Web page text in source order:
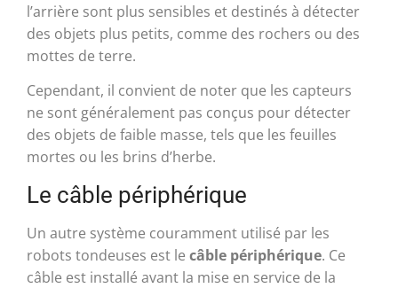
l’arrière sont plus sensibles et destinés à détecter
des objets plus petits, comme des rochers ou des
mottes de terre.
Cependant, il convient de noter que les capteurs
ne sont généralement pas conçus pour détecter
des objets de faible masse, tels que les feuilles
mortes ou les brins d’herbe.
Le câble périphérique
Un autre système couramment utilisé par les
robots tondeuses est le câble périphérique. Ce
câble est installé avant la mise en service de la